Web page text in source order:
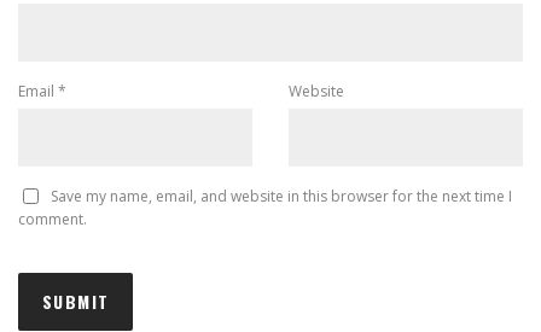
Email * Website
Save my name, email, and website in this browser for the next time I
comment.